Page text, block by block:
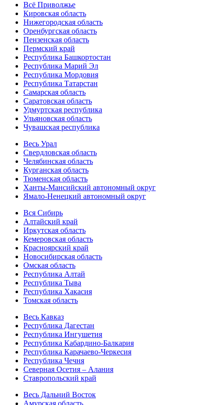
Всё Приволжье
Кировская область
Нижегородская область
Оренбургская область
Пензенская область
Пермский край
Республика Башкортостан
Республика Марий Эл
Республика Мордовия
Республика Татарстан
Самарская область
Саратовская область
Удмуртская республика
Ульяновская область
Чувашская республика
Весь Урал
Свердловская область
Челябинская область
Курганская область
Тюменская область
Ханты-Мансийский автономный округ
Ямало-Ненецкий автономный округ
Вся Сибирь
Алтайский край
Иркутская область
Кемеровская область
Красноярский край
Новосибирская область
Омская область
Республика Алтай
Республика Тыва
Республика Хакасия
Томская область
Весь Кавказ
Республика Дагестан
Республика Ингушетия
Республика Кабардино-Балкария
Республика Карачаево-Черкесия
Республика Чечня
Северная Осетия – Алания
Ставропольский край
Весь Дальний Восток
Амурская область